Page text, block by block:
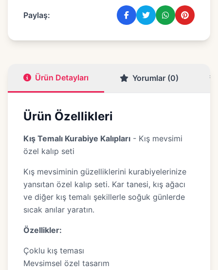
Paylaş:
Ürün Detayları Yorumlar (0)
Ürün Özellikleri
Kış Temalı Kurabiye Kalıpları - Kış mevsimi
özel kalıp seti
Kış mevsiminin güzelliklerini kurabiyelerinize
yansıtan özel kalıp seti. Kar tanesi, kış ağacı
ve diğer kış temalı şekillerle soğuk günlerde
sıcak anılar yaratın.
Özellikler:
Çoklu kış teması
Mevsimsel özel tasarım